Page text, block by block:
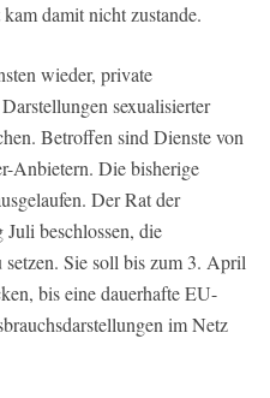
damit nicht zustande.
wieder, private
sexualisierter
Betroffen sind Dienste von
Anbietern. Die bisherige
Der Rat der
beschlossen, die
Sie soll bis zum 3. April
bis eine dauerhafte EU-
im Netz